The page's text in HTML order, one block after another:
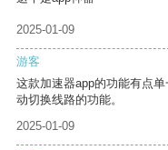
2025-01-09
游客
这款加速器app的功能有点
动切换线路的功能。
2025-01-09